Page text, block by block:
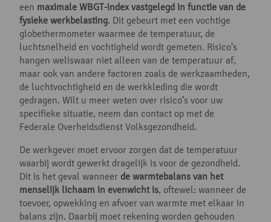
een maximale WBGT-index vastgelegd in functie van de
fysieke werkbelasting. Dit gebeurt met een vochtige
globethermometer waarmee de temperatuur, de
luchtsnelheid en vochtigheid wordt gemeten. Risico’s
hangen weliswaar niet alleen van de temperatuur af,
maar ook van andere factoren zoals de werkzaamheden,
de luchtvochtigheid en de werkkleding die wordt
gedragen. Wilt u meer weten over risico’s voor uw
specifieke situatie, neem dan contact op met de
Federale Overheidsdienst Volksgezondheid.
De werkgever moet ervoor zorgen dat de temperatuur
waarbij wordt gewerkt dragelijk is voor de gezondheid.
Dit is het geval wanneer de warmtebalans van het
menselijk lichaam in evenwicht is, oftewel: wanneer de
toevoer, opwekking en afvoer van warmte met elkaar in
balans zijn. Daarbij moet rekening worden gehouden